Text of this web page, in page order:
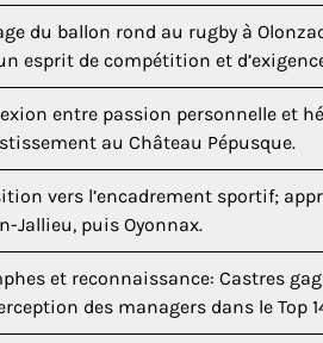
du ballon rond au rugby à
esprit de compétition et
entre passion personnelle et
au Château Pépusque.
vers l’encadrement sportif;
Jallieu, puis Oyonnax.
et reconnaissance: Castres
des managers dans le Top